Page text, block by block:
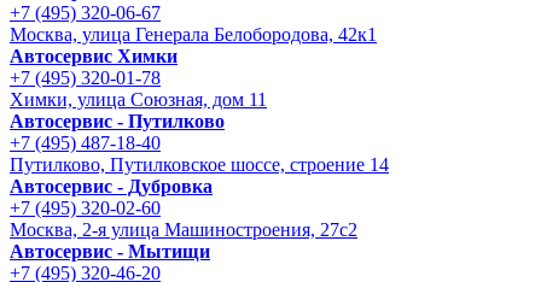
+7 (495) 320-06-67
Москва, улица Генерала Белобородова, 42к1
Автосервис Химки
+7 (495) 320-01-78
Химки, улица Союзная, дом 11
Автосервис - Путилково
+7 (495) 487-18-40
Путилково, Путилковское шоссе, строение 14
Автосервис - Дубровка
+7 (495) 320-02-60
Москва, 2-я улица Машиностроения, 27с2
Автосервис - Мытищи
+7 (495) 320-46-20